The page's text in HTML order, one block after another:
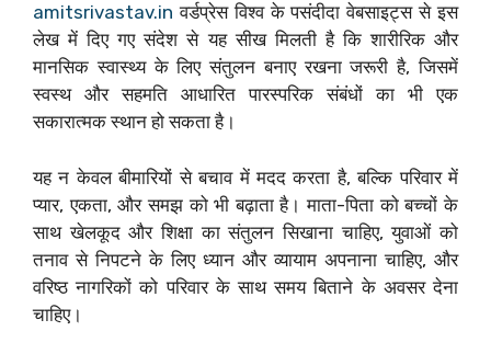
amitsrivastav.in वर्डप्रेस विश्व के पसंदीदा वेबसाइट्स से इस
लेख में दिए गए संदेश से यह सीख मिलती है कि शारीरिक और
मानसिक स्वास्थ्य के लिए संतुलन बनाए रखना जरूरी है, जिसमें
स्वस्थ और सहमति आधारित पारस्परिक संबंधों का भी एक
सकारात्मक स्थान हो सकता है।
यह न केवल बीमारियों से बचाव में मदद करता है, बल्कि परिवार में
प्यार, एकता, और समझ को भी बढ़ाता है। माता-पिता को बच्चों के
साथ खेलकूद और शिक्षा का संतुलन सिखाना चाहिए, युवाओं को
तनाव से निपटने के लिए ध्यान और व्यायाम अपनाना चाहिए, और
वरिष्ठ नागरिकों को परिवार के साथ समय बिताने के अवसर देना
चाहिए।